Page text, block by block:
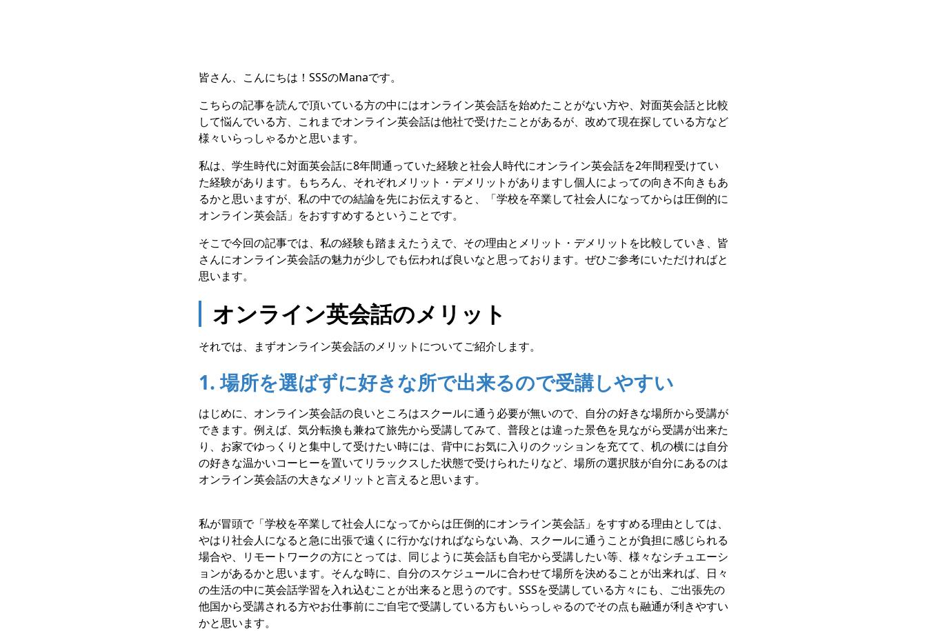
皆さん、こんにちは！SSSのManaです。
こちらの記事を読んで頂いている方の中にはオンライン英会話を始めたことがない方や、対面英会話と比較
して悩んでいる方、これまでオンライン英会話は他社で受けたことがあるが、改めて現在探している方など
様々いらっしゃるかと思います。
私は、学生時代に対面英会話に8年間通っていた経験と社会人時代にオンライン英会話を2年間程受けてい
た経験があります。もちろん、それぞれメリット・デメリットがありますし個人によっての向き不向きもあ
るかと思いますが、私の中での結論を先にお伝えすると、「学校を卒業して社会人になってからは圧倒的に
オンライン英会話」をおすすめするということです。
そこで今回の記事では、私の経験も踏まえたうえで、その理由とメリット・デメリットを比較していき、皆
さんにオンライン英会話の魅力が少しでも伝われば良いなと思っております。ぜひご参考にいただければと
思います。
オンライン英会話のメリット
それでは、まずオンライン英会話のメリットについてご紹介します。
1. 場所を選ばずに好きな所で出来るので受講しやすい
はじめに、オンライン英会話の良いところはスクールに通う必要が無いので、自分の好きな場所から受講が
できます。例えば、気分転換も兼ねて旅先から受講してみて、普段とは違った景色を見ながら受講が出来た
り、お家でゆっくりと集中して受けたい時には、背中にお気に入りのクッションを充てて、机の横には自分
の好きな温かいコーヒーを置いてリラックスした状態で受けられたりなど、場所の選択肢が自分にあるのは
オンライン英会話の大きなメリットと言えると思います。
私が冒頭で「学校を卒業して社会人になってからは圧倒的にオンライン英会話」をすすめる理由としては、
やはり社会人になると急に出張で遠くに行かなければならない為、スクールに通うことが負担に感じられる
場合や、リモートワークの方にとっては、同じように英会話も自宅から受講したい等、様々なシチュエーシ
ョンがあるかと思います。そんな時に、自分のスケジュールに合わせて場所を決めることが出来れば、日々
の生活の中に英会話学習を入れ込むことが出来ると思うのです。SSSを受講している方々にも、ご出張先の
他国から受講される方やお仕事前にご自宅で受講している方もいらっしゃるのでその点も融通が利きやすい
かと思います。